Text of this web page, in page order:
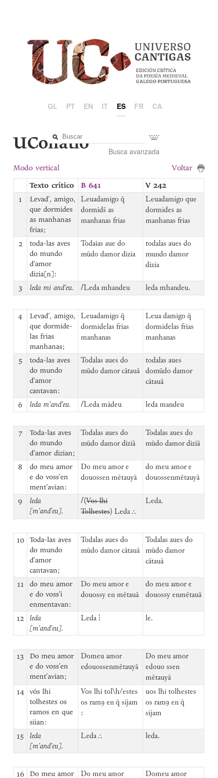
GL PT EN IT ES FR CA
Busca avanzada
UCollatio
Modo vertical
Voltar
Texto crítico
B 641
V 242
1
Levad’, amigo,
que dormides
as manhanas
frias;
Leuadamigo q̄
dormids̄ as
manhanas frias
Leuadamigo que
dormides as
manhanas frias
2
toda-las aves
do mundo
d’amor
dizia[n]:
Todaias aue do
mūdo damor dizia
todalas aues do
mundo damor
dizia
3 leda mi and’eu. ⌈Leda mhandeu leda mhandeu.
4
Levad’, amigo,
que dormide-
las frias
manhanas;
Leuadamigo q̄
dormidelas frias
manhanas
Leua damigo q̄
dormidelas frias
manhanas
5
toda-las aves
do mundo
d’amor
cantavan:
Todalas aues do
mūdo damor cātauā
todalas aues
domūdo damor
cātauā
6 leda m’and’eu. ⌈Leda mādeu leda mandeu
7
Toda-las aves
do mundo
d’amor dizian;
Todalas aues do
mūdo damor diziā
Todalas aues do
mūdo damor diziā
8
do meu amor
e do voss’en
ment’avian:
Do meu amor e
douossen mētauyā
do meu amor e
douossenmētauyā
9
leda
[m’and’eu].
⌈(Vos lhi
Tolhestes) Leda ⸫
Leda.
10
Toda-las aves
do mundo
d’amor
cantavan;
Todalas aues do
mūdo damor cātauā
Todalas aues do
mūdo damor
cātauā
11
do meu amor
e do voss’i
enmentavan:
Do meu amor e
douossy en mētauā
do meu amor e
douossy enmētauā
12
leda
[m’and’eu].
Leda ⁝ le.
13
Do meu amor
e do voss’en
ment’avian;
Domeu amor
edouossenmētauyā
Do meu amor
edouo ssen
mētauyā
14
vós lhi
tolhestes os
ramos en que
siian:
Vos lhi tol\h/estes
os ramꝯ en q̄ sijam
:
uos lhi tolhestes
os ramꝯ en q̄
sijam
15
leda
[m’and’eu].
Leda ⸫ leda.
16
Do meu amor
Do meu amor
Domeu amor